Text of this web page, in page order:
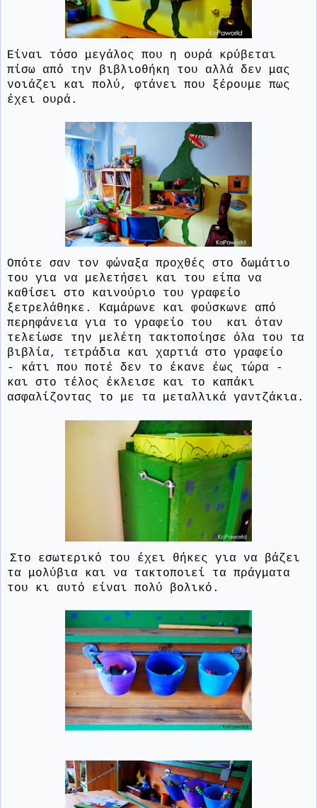
Είναι τόσο μεγάλος που η ουρά κρύβεται
πίσω από την βιβλιοθήκη του αλλά δεν μας
νοιάζει και πολύ, φτάνει που ξέρουμε πως
έχει ουρά.
Οπότε σαν τον φώναξα προχθές στο δωμάτιο
του για να μελετήσει και του είπα να
καθίσει στο καινούριο του γραφείο
ξετρελάθηκε. Καμάρωνε και φούσκωνε από
περηφάνεια για το γραφείο του και όταν
τελείωσε την μελέτη τακτοποίησε όλα του τα
βιβλία, τετράδια και χαρτιά στο γραφείο
- κάτι που ποτέ δεν το έκανε έως τώρα -
και στο τέλος έκλεισε και το καπάκι
ασφαλίζοντας το με τα μεταλλικά γαντζάκια.
Στο εσωτερικό του έχει θήκες για να βάζει
τα μολύβια και να τακτοποιεί τα πράγματα
του κι αυτό είναι πολύ βολικό.